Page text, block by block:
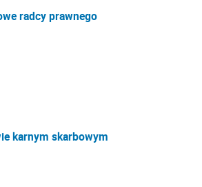
radcy prawnego
karnym skarbowym